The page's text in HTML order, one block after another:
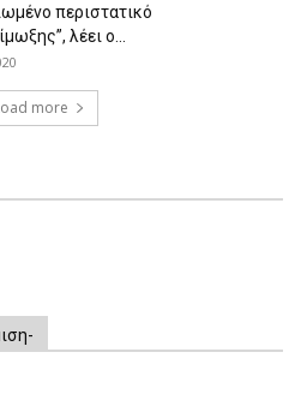
περιστατικό
λέει ο...
more